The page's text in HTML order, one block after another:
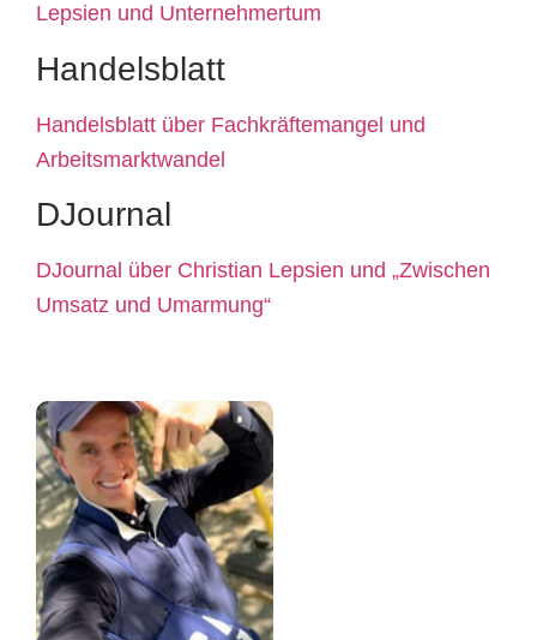
Lepsien und Unternehmertum
Handelsblatt
Handelsblatt über Fachkräftemangel und
Arbeitsmarktwandel
DJournal
DJournal über Christian Lepsien und „Zwischen
Umsatz und Umarmung“